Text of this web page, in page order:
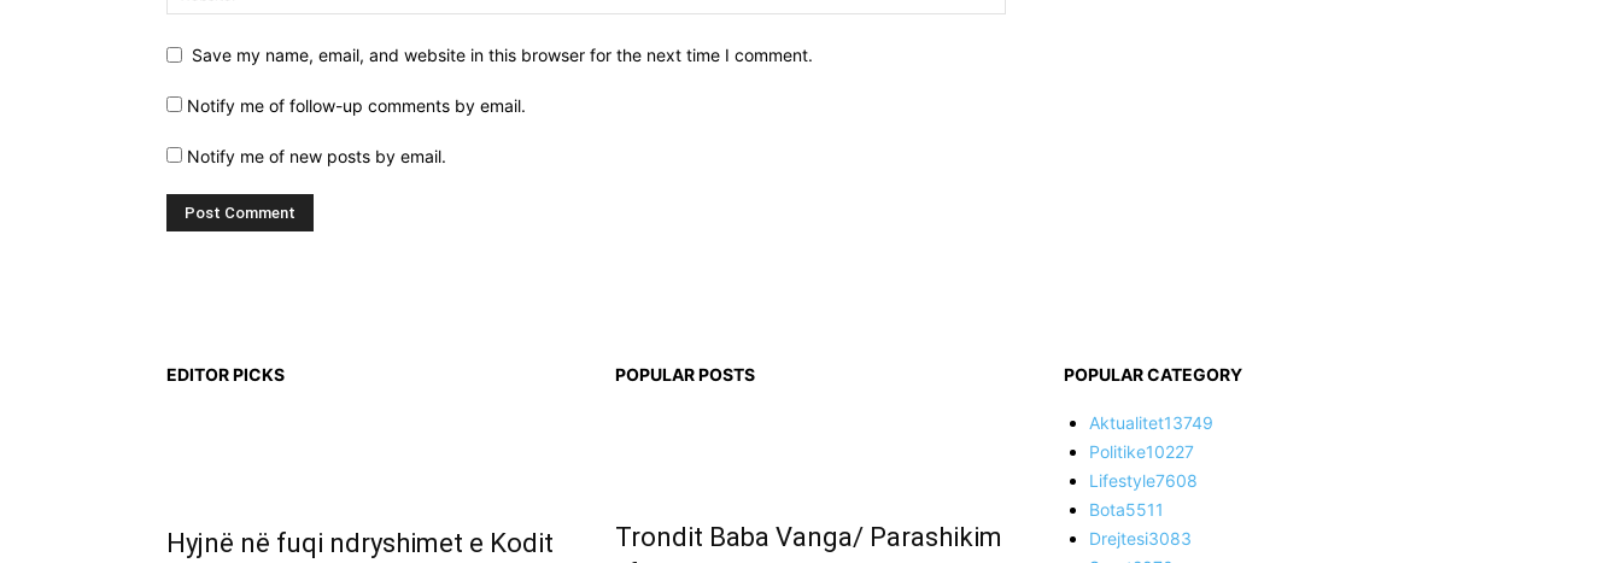
Save my name, email, and website in this browser for the next time I comment.
Notify me of follow-up comments by email.
Notify me of new posts by email.
EDITOR PICKS
Hyjnë në fuqi ndryshimet e Kodit
POPULAR POSTS
Trondit Baba Vanga/ Parashikim
POPULAR CATEGORY
Aktualitet13749
Politike10227
Lifestyle7608
Bota5511
Drejtesi3083